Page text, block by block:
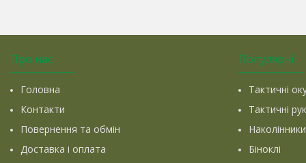
Про нас
Головна
Контакти
Повернення та обмін
Доставка і оплата
Популярні
Тактичні
Тактичні
Біноклі